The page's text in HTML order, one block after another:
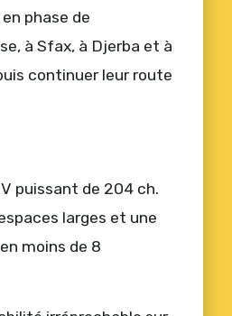
phase de
à Sfax, à Djerba et à
continuer leur route
puissant de 204 ch.
larges et une
moins de 8